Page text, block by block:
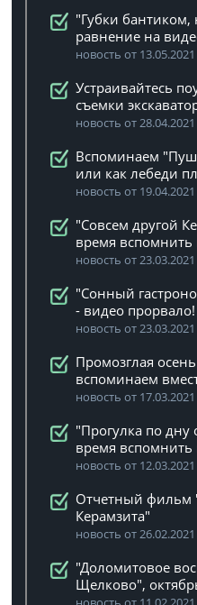
"Губки
равнение на
новость от 13.05.2021
Устраивайтесь
съемки
новость от 28.04.2021
Вспоминаем
или как лебеди
новость от 19.04.2021
"Совсем другой
время
новость от 23.03.2021
"Сонный
- видео прорвало!
новость от 23.03.2021
Промозглая
вспоминаем
новость от 17.03.2021
"Прогулка по
время вспомнить
новость от 12.03.2021
Отчетный фильм
Керамзита"
новость от 26.02.2021
"Доломитовое
Щелково",